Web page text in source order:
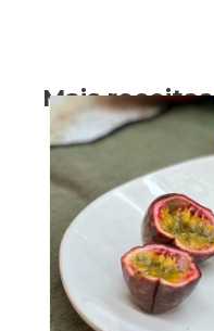
Mais receitas